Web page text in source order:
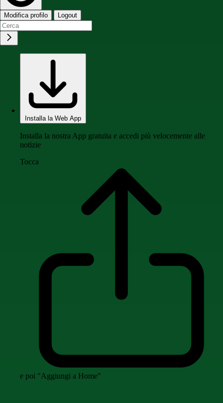
Modifica profilo Logout
Installa la Web App
Installa la nostra App gratuita e accedi più velocemente alle
notizie
Tocca
e poi "Aggiungi a Home"